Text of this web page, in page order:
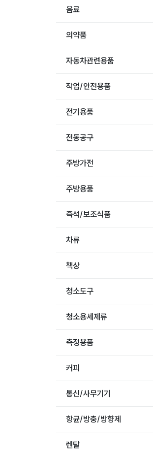
음료
의약품
자동차관련용품
작업/안전용품
전기용품
전동공구
주방가전
주방용품
즉석/보조식품
차류
책상
청소도구
청소용세제류
측정용품
커피
통신/사무기기
항균/방충/방향제
렌탈